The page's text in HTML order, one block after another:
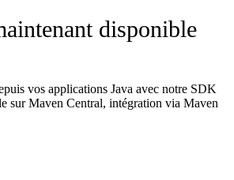
disponible
vos applications Java avec notre SDK
sur Maven Central, intégration via Maven